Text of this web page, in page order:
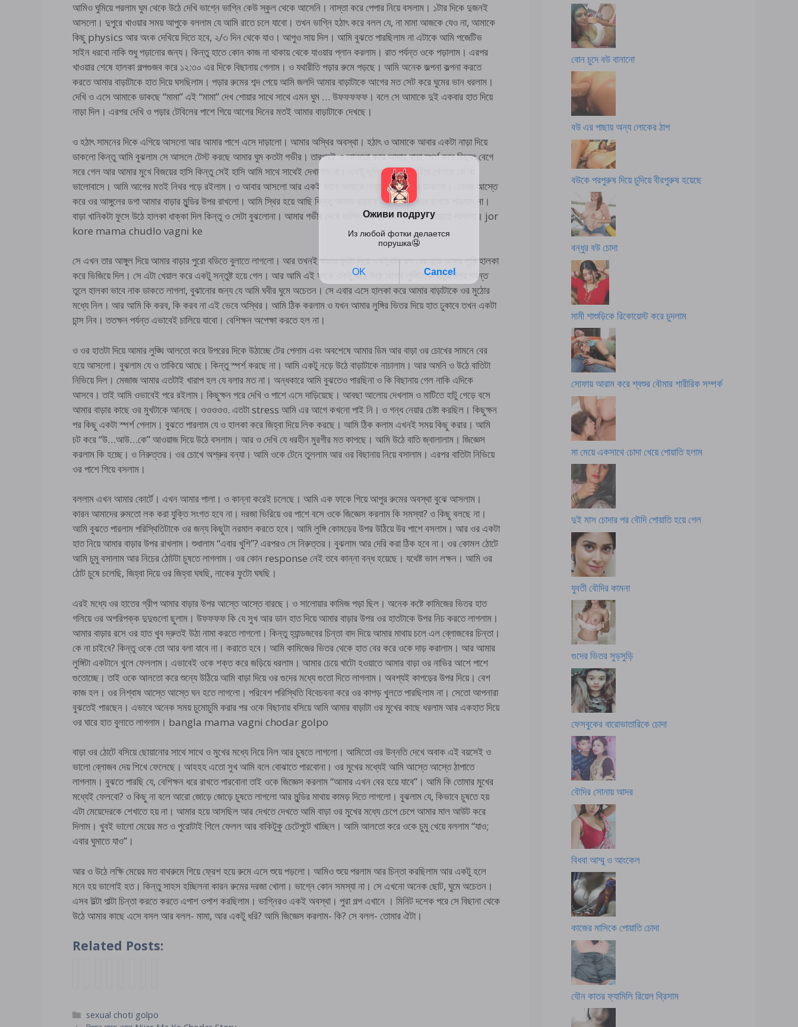
আমিও ঘুমিয়ে পরলাম ঘুম থেকে উঠে দেখি ভাগ্নে ভাগ্নি কেউ স্কুল থেকে আসেনি। নাস্তা করে পেপার নিয়ে বসলাম। ১টার দিকে দুজনই
আসলো। দুপুরে খাওয়ার সময় আপুকে বললাম যে আমি রাতে চলে যাবো। তখন ভাগ্নি হঠাৎ করে বলল যে, না মামা আজকে যেও না, আমাকে
কিছু physics আর অংক দেখিয়ে দিতে হবে, ২/৩ দিন থেকে যাও। আপুও সায় দিল। আমি বুঝতে পারছিলাম না এটাকে আমি পজেটিভ
সাইন ধরবো নাকি শুধু পড়ানোর জন্য। কিন্তু হাতে কোন কাজ না থাকায় থেকে যাওয়ার প্লান করলাম। রাত পর্যন্ত ওকে পড়ালাম। এরপর
খাওয়ার শেষে হালকা গল্পগুজব করে ১২:৩০ এর দিকে বিছানায় গেলাম। ও যথারীতি পড়ার রুমে পড়ছে। আমি অনেক জল্পনা কল্পনা করতে
করতে আমার বাড়াটাকে হাত দিয়ে ঘসছিলাম। পড়ার রুমের শব্দ পেয়ে আমি জলদি আমার বাড়াটাকে আগের মত সেট করে ঘুমের ভান ধরলাম।
দেখি ও এসে আমাকে ডাকছে “মামা” এই “মামা” দেখ শোয়ার সাথে সাথে এমন ঘুম … উফফফফফ। বলে সে আমাকে দুই একবার হাত দিয়ে
নাড়া দিল। এরপর দেখি ও পড়ার টেবিলের পাশে গিয়ে আগের দিনের মতই আমার বাড়াটাকে দেখছে।
ও হঠাৎ সামনের দিকে এগিয়ে আসলো আর আমার পাশে এসে দাড়ালো। আমার অস্থির অবস্থা। হঠাৎ ও আমাকে আবার একটা নাড়া দিয়ে
ডাকলো কিন্তু আমি বুঝলাম সে আসলে টেস্ট করছে আমার ঘুম কতটা গভীর। তারপরই ও আলতো করে আমার বাড়া স্পর্শ করে বিদ্যুৎ বেগে
সরে গেল আর আমার মুখে বিজয়ের হাসি কিন্তু সেই হাসি আমি সাথে সাথেই দেখালাম না। একটু ভুলিয়ে ভালিয়ে ঘুরিয়ে খেলতে কে না
ভালোবাসে। আমি আগের মতই নিথর পড়ে রইলাম। ও আবার আসলো আর একই ভাবে আমাকে নাড়া দিয়ে একবার ডাকলো। এরপর আস্তে
করে ওর আঙ্গুলের ডগা আমার বাড়ার মুন্ডির উপর রাখলো। আমি স্থির হয়ে আছি কিন্তু আমার বাড়াকে আমি আর স্থির রাখতে পারলাম না।
বাড়া খানিকটা ফুসে উঠে হালকা ধাক্কা দিল কিন্তু ও সেটা বুঝলোনা। আমার গভীর দেখে ভাগ্নি আস্তে আস্তে সাহস বাড়াতে লাগলো। jor
kore mama chudlo vagni ke
সে এখন তার আঙ্গুল দিয়ে আমার বাড়ার পুরো বডিতে বুলাতে লাগলো। আর তখনই বাড়ার ফুটো দিয়ে একটুখানি রস বের হয়ে আমার লুঙ্গি হালকা
করে ভিজিয়ে দিল। সে এটা খেয়াল করে একটু সন্তুষ্ট হয়ে গেল। আর আমি এই ফাকে একটু নড়ে উঠে আমার লুঙ্গিটাকে হাটুর উপর পর্যন্ত
তুলে হালকা ভাবে নাক ডাকতে লাগলা, বুঝানোর জন্য যে আমি ঘবীর ঘুমে অচেতন। সে এবার এসে হালকা করে আমার বাড়াটাকে ওর মুঠোর
মধ্যে নিল। আর আমি কি করব, কি করব না এই ভেবে অস্থির। আমি ঠিক করলাম ও যখন আমার লুঙ্গির ভিতর দিয়ে হাত ঢুকাবে তখন একটা
চান্স নিব। ততক্ষন পর্যন্ত এভাবেই চালিয়ে যাবো। বেশিক্ষন অপেক্ষা করতে হল না।
ও ওর হাতটা দিয়ে আমার লুঙ্ঘি আলতো করে উপরের দিকে উঠাচ্ছে টের পেলাম এবং অবশেষে আমার ডিম আর বাড়া ওর চোখের সামনে বের
হয়ে আসলো। বুঝলাম যে ও তাকিয়ে আছে। কিন্তু স্পর্শ করছে না। আমি একটু নড়ে উঠে বাড়াটাকে নাচালাম। আর অমনি ও উঠে বাতিটা
নিভিয়ে দিল। মেজাজ আমার এতটাই খারাপ হল যে বলার মত না। অন্ধকারে আমি বুঝতেও পারছিনা ও কি বিছানায় গেল নাকি এদিকে
আসবে। তাই আমি ওভাবেই পরে রইলাম। কিছুক্ষন পরে দেখি ও পাশে এসে দাড়িয়েছে। আবছা আলোয় দেখলাম ও মাটিতে হাটু গেড়ে বসে
আমার বাড়ার কাছে ওর মুখটাকে আনছে। ওওওওও. এতটা stress আমি এর আগে কখনো পাই নি। ও গন্ধ নেয়ার চেষ্টা করছিল। কিছুক্ষন
পর কিছু একটা স্পর্শ পেলাম। বুঝতে পারলাম যে ও হালকা করে জিহ্বা দিয়ে লিক করছে। আমি ঠিক কলাম এখনই সময় কিছু করার। আমি
চট করে “উ…আউ…কে” আওয়াজ দিয়ে উঠে বসলাম। আর ও দেখি যে ধরহীন মুরগীর মত কাপছে। আমি উঠে বাতি জ্বালালাম। জিজ্ঞেস
করলাম কি হচ্ছে। ও নিরুত্তর। ওর চোখে অশ্রুর বন্যা। আমি ওকে টেনে তুললাম আর ওর বিছানায় নিয়ে বসালাম। এরপর বাতিটা নিভিয়ে
ওর পাশে গিয়ে বসলাম।
বললাম এখন আমার কোর্টে। এখন আমার পালা। ও কান্না করেই চলেছে। আমি এক ফাকে গিয়ে আপুর রুমের অবস্থা বুঝে আসলাম।
কারন আমাদের রুমতো লক করা যুক্তি সংগত হবে না। দরজা ভিরিয়ে ওর পাশে বসে ওকে জিজ্ঞেস করলাম কি সমস্যা? ও কিছু বলছে না।
আমি বুঝতে পারলাম পরিস্থিতিটাকে ওর জন্য কিছুটা নরমাল করতে হবে। আমি লুঙ্গি কোমড়ের উপর উঠিয়ে উর পাশে বসলাম। আর ওর একটা
হাত নিয়ে আমার বাড়ার উপর রাখলাম। শুধালাম “এবার খুশি”? এরপরও সে নিরুত্তর। বুঝলাম আর দেরি করা ঠিক হবে না। ওর কোমল ঠোটে
আমি চুমু বসালাম আর নিচের ঠোটটা চুষতে লাগলাম। ওর কোন response নেই তবে কান্না বন্ধ হয়েছে। যথেষ্ট ভাল লক্ষন। আমি ওর
ঠোট চুষে চলেছি, জিহ্বা দিয়ে ওর জিহ্বা ঘষছি, নাকের ফুটো ঘষছি।
এরই মধ্যে ওর হাতের গ্রীপ আমার বাড়ার উপর আস্তে আস্তে বারছে। ও সালোয়ার কামিজ পড়া ছিল। অনেক কষ্টে কামিজের ভিতর হাত
গলিয়ে ওর অপরিপক্ক দুদুগুলো ছুলাম। উফফফফ কি যে সুখ আর ডান হাত দিয়ে আমার বাড়ার উপর ওর হাতটাকে উপর নিচ করতে লাগলাম।
আমার বাড়ার রসে ওর হাত খুব দ্রুতই উঠা নামা করতে লাগলো। কিন্তু হ্যান্ডজবের চিন্তা বাদ দিয়ে আমার মাথায় চলে এল ব্লোজবের চিন্তা।
কে না চাইবে? কিন্তু ওকে তো আর বলা যাবে না। করাতে হবে। আমি কামিজের ভিতর থেকে হাত বের করে ওকে দাড় করালাম। আর আমার
লুঙ্গিটা একটানে খুলে ফেললাম। এভাবেই ওকে শক্ত করে জড়িয়ে ধরলাম। আমার চেয়ে খাটো হওয়াতে আমার বাড়া ওর নাভির আশে পাশে
গুতোচ্ছে। তাই ওকে আলতো করে শুন্যে উঠিয়ে আমি বাড়া দিয়ে ওর গুদের মধ্যে গুতো দিতে লাগলাম। অবশ্যই কাপড়ের উপর দিয়ে। বেশ
কাজ হল। ওর নিশ্বাষ আস্তে আস্তে ঘন হতে লাগলো। পরিবেশ পরিস্থিতি বিবেচবনা করে ওর কাপড় খুলতে পারছিলাম না। সেতো আপনারা
বুঝতেই পারছেন। এভাবে অনেক সময় চুমোচুমি করার পর ওকে বিছানায় বসিয়ে আমি আমার বাড়াটা ওর মুখের কাছে ধরলাম আর একহাত দিয়ে
ওর ঘারে হাত বুলাতে লাগলাম। bangla mama vagni chodar golpo
বাড়া ওর ঠোটে বসিয়ে ছোয়ানোর সাথে সাথে ও মুখের মধ্যে নিয়ে নিল আর চুষতে লাগলো। আমিতো ওর উন্নতি দেখে অবাক এই বয়সেই ও
ভালো ব্লোজব দেয় শিখে ফেলেছে। আহহহ এতো সুখ আমি বলে বোঝাতে পারবোনা। ওর মুখের মধ্যেই আমি আস্তে আস্তে ঠাপাতে
লাগলাম। বুঝতে পারছি যে, বেশিক্ষন ধরে রাখতে পারবোনা তাই ওকে জিজ্ঞেস করলাম “আমার এখন বের হয়ে যাবে”। আমি কি তোমার মুখের
মধ্যেই ফেলবো? ও কিছু না বলে আরো জোড়ে জোড়ে চুষতে লাগলো আর মুন্ডির মাথায় কামড় দিতে লাগলো। বুঝলাম যে, কিভাবে চুষতে হয়
এটা মেয়েদেরকে শেখাতে হয় না। আমার হয়ে আসছিল আর দেখতে দেখতে আমি বাড়া ওর মুখের মধ্যে চেপে চেপে আমার মাল আউট করে
দিলাম। খুবই ভালো মেয়ের মত ও পুরোটাই গিলে ফেলল আর বাকিটুকু চেটেপুটে খাচ্ছিল। আমি আলতো করে ওকে চুমু খেয়ে বললাম “যাও;
এবার ঘুমাতে যাও”।
আর ও উঠে লক্ষি মেয়ের মত বাথরুমে গিয়ে ফ্রেশ হয়ে রুমে এসে শুয়ে পড়লো। আমিও শুয়ে পরলাম আর চিন্তা করছিলাম আর একটু হলে
মনে হয় ভালোই হত। কিন্তু সাহস হচ্ছিলনা কারন রুমের দরজা খোলা। ভাগ্নে কোন সমস্যা না। সে এখনো অনেক ছোট, ঘুমে অচেতন।
এসব উল্টা পাল্টা চিন্তা করতে করতে এপাশ ওপাশ করছিলাম। ভাগ্নিরও একই অবস্থা। পুরা গল্প এখানে । মিনিট দশেক পরে সে বিছানা থেকে
উঠে আমার কাছে এসে বসল আর বলল- মামা, আর একটু ধরি? আমি জিজ্ঞেস করলাম- কি? সে বলল- তোমার ঐটা।
Related Posts:
t
o
g
l
l
c c
যৌ
ন
কা
কে
লা
র
মে
র
Categories
sexual choti golpo
বোন চুদে বউ বানানো
বউ এর পাছায় অন্য লোকের ঠাপ
বউকে পরপুরুষ দিয়ে চুদিয়ে বীরপুরুষ হয়েছে
বন্ধুর বউ চোদা
মামী শাশুড়িকে রিকোয়েস্ট করে চুদলাম
সোফায় আরাম করে শ্বশুর বৌমার শারীরিক সম্পর্ক
মা মেয়ে একসাথে চোদা খেয়ে পোয়াতি হলাম
দুই মাস চোদার পর বৌদি পোয়াতি হয়ে গেল
যুবতী বৌদির কামনা
গুদের ভিতর সুড়সুড়ি
ফেসবুকের বারোভাতারিকে চোদা
বৌদির সোনায় আদর
বিধবা আম্মু ও আংকেল
কাজের মাসিকে পোয়াতি চোদা
যৌন কাতর ফ্যামিলি রিয়েল থ্রিসাম